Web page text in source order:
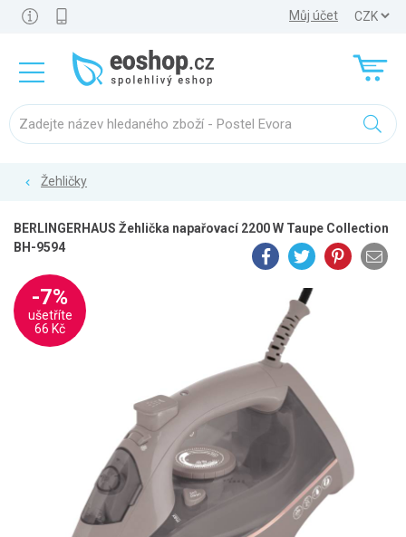
Můj účet
Žehličky
BERLINGERHAUS Žehlička napařovací 2200 W Taupe Collection
BH-9594
-7%
ušetříte
66 Kč